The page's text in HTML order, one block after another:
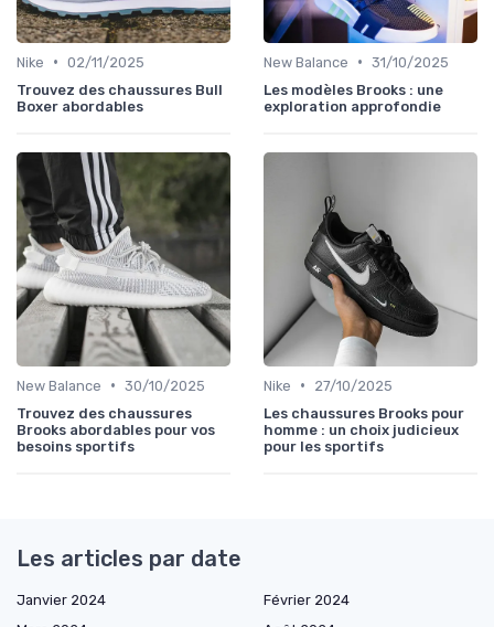
Nike • 02/11/2025
Trouvez des chaussures Bull
Boxer abordables
New Balance • 31/10/2025
Les modèles Brooks : une
exploration approfondie
New Balance • 30/10/2025
Trouvez des chaussures
Brooks abordables pour vos
besoins sportifs
Nike •
27/10/2025
Les chaussures Brooks pour
homme : un choix judicieux
pour les sportifs
Les articles par date
Janvier 2024
Février 2024